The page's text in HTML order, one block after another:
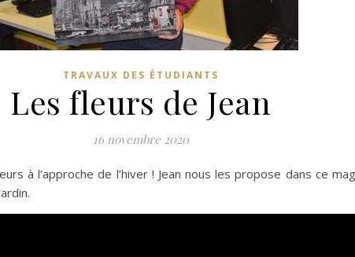
TRAVAUX DES ÉTUDIANTS
Les fleurs de Jean
16 novembre 2020
à l’approche de l’hiver ! Jean nous les propose dans ce